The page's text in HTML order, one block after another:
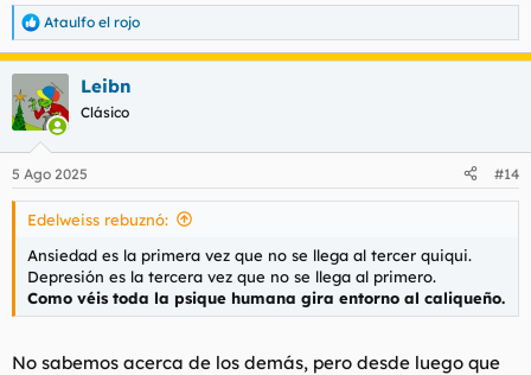
R
e
a
c
c
i
e
s
Ataulfo el rojo
Leibn
Clásico
5 Ago 2025 #14
Edelweiss rebuznó:
Ansiedad es la primera vez que no se llega al tercer quiqui.
Depresión es la tercera vez que no se llega al primero.
Como véis toda la psique humana gira entorno al caliqueño.
No sabemos acerca de los demás, pero desde luego que